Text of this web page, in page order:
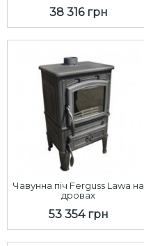
38 316 грн
Чавунна піч Ferguss Lawa на
дровах
53 354 грн